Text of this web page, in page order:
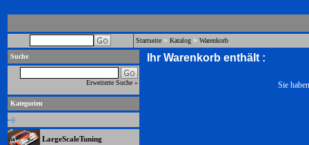
Startseite » Katalog » Warenkorb
Suche
Erweiterte Suche »
Kategorien
LargeScaleTuning
Ihr Warenkorb enthält :
Sie